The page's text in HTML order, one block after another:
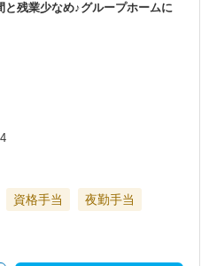
と残業少なめ♪グループホームに
資格手当
夜勤手当